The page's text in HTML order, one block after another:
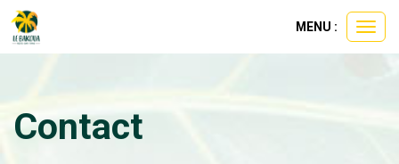
MENU :
Contact
Panneau de gestion des cookies